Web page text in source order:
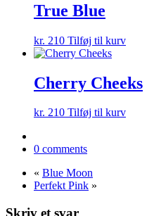
True Blue
kr. 210 Tilføj til kurv
Cherry Cheeks
kr. 210 Tilføj til kurv
0 comments
« Blue Moon
Perfekt Pink »
Skriv et svar